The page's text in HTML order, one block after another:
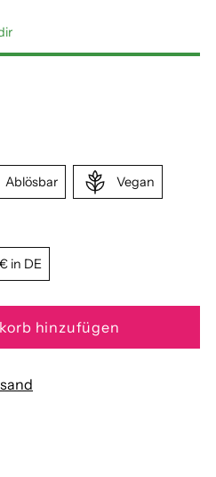
Ablösbar Vegan
in DE
hinzufügen